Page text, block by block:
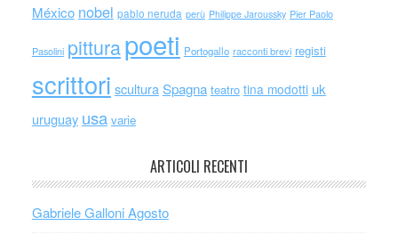
México nobel pablo neruda perù Philippe Jaroussky Pier Paolo
Pasolini pitturapoeti Portogallo racconti brevi registi
scrittori scultura Spagna teatro tina modotti uk
uruguay usa varie
ARTICOLI RECENTI
Gabriele Galloni Agosto